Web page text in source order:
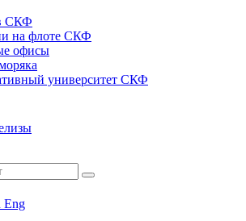
СКФ
на флоте СКФ
офисы
университет СКФ
Eng